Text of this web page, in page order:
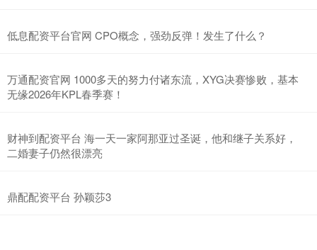
低息配资平台官网 CPO概念，强劲反弹！发生了什么？
万通配资官网 1000多天的努力付诸东流，XYG决赛惨败，基本
无缘2026年KPL春季赛！
财神到配资平台 海一天一家阿那亚过圣诞，他和继子关系好，
二婚妻子仍然很漂亮
鼎配配资平台 孙颖莎3